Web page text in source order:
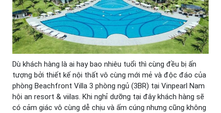
Dù khách hàng là ai hay bao nhiêu tuổi thì cùng đều bị ấn
tượng bởi thiết kế nội thất vô cùng mới mẻ và độc đáo của
phòng Beachfront Villa 3 phòng ngủ (3BR) tại Vinpearl Nam
hội an resort & viilas. Khi nghỉ dưỡng tại đây khách hàng sẽ
có cảm giác vô cùng dễ chịu và ấm cúng nhưng cũng không